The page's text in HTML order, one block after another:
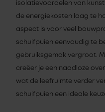
isolatievoordelen van
de energiekosten laag te
aspect is voor veel
schuifpuien eenvoudig te
gebruiksgemak vergroot.
creëer je een naadloze
wat de leefruimte verder
schuifpuien een ideale